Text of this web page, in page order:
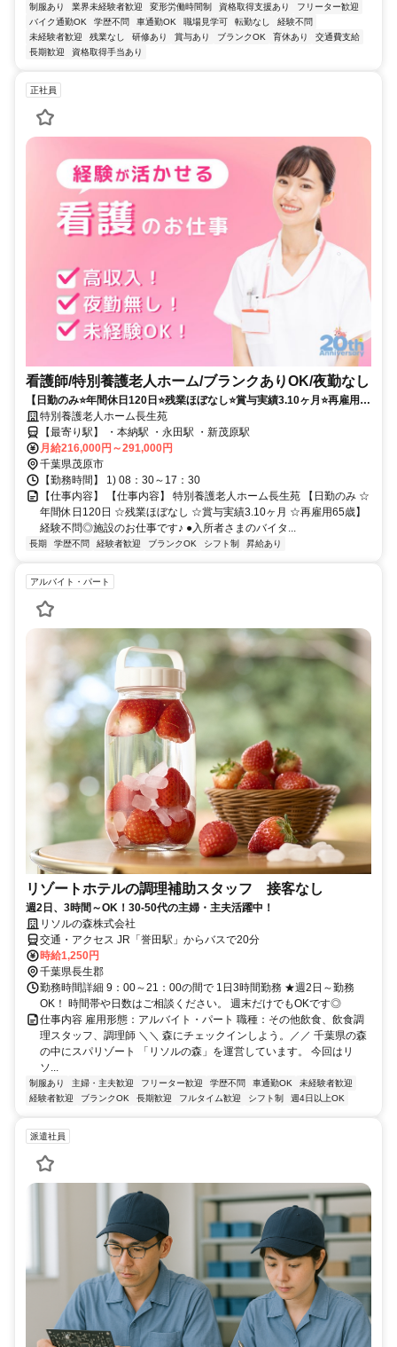
制服あり 業界未経験者歓迎 変形労働時間制 資格取得支援あり
フリーター歓迎
バイク通勤OK
学歴不問 車通勤OK 職場見学可 転勤なし
経験不問
未経験者歓迎
残業なし 研修あり 賞与あり ブランクOK 育休あり
交通費支給
長期歓迎
資格取得手当あり
正社員
看護師/特別養護老人ホーム/ブランクありOK/夜勤なし
【日勤のみ⭐年間休日120日⭐残業ほぼなし⭐賞与実績3.10ヶ月⭐再雇用
65歳】経験不問⭕施設のお仕事です✨
特別養護老人ホーム長生苑
【最寄り駅】 ・本納駅 ・永田駅 ・新茂原駅
月給216,000円～291,000円
千葉県茂原市
【勤務時間】 1) 08：30～17：30
【仕事内容】 【仕事内容】 特別養護老人ホーム長生苑 【日勤のみ ☆
年間休日120日 ☆残業ほぼなし ☆賞与実績3.10ヶ月 ☆再雇用65歳】
経験不問◎施設のお仕事です♪ ●入所者さまのバイタ...
長期 学歴不問 経験者歓迎 ブランクOK シフト制 昇給あり
アルバイト・パート
リゾートホテルの調理補助スタッフ 接客なし
週2日、3時間～OK！30-50代の主婦・主夫活躍中！
リソルの森株式会社
交通・アクセス JR「誉田駅」からバスで20分
時給1,250円
千葉県長生郡
勤務時間詳細 9：00～21：00の間で 1日3時間勤務 ★週2日～勤務
OK！ 時間帯や日数はご相談ください。 週末だけでもOKです◎
仕事内容 雇用形態：アルバイト・パート 職種：その他飲食、飲食調
理スタッフ、調理師 ＼＼ 森にチェックインしよう。／／ 千葉県の森
の中にスパリゾート 「リソルの森」を運営しています。 今回はリ
ソ...
制服あり 主婦・主夫歓迎 フリーター歓迎 学歴不問 車通勤OK
未経験者歓迎
経験者歓迎
ブランクOK 長期歓迎 フルタイム歓迎 シフト制 週4日以上OK
派遣社員